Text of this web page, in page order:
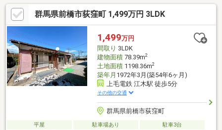
報知器設置、照明LED交換、クリーニング、防蟻工事等【おすす
めポイント】・シロアリ防除工事施工後5年間保証。・新品の照明
器具設置予定なので入居後にすぐに生活が始められます。・雨漏
り、構造上主要な部分の欠陥や・腐食、給排水管の故障や漏水に
ついてお引渡しより２年間保証。
群馬県前橋市荻窪町 1,499万円 3LDK
1,499万円
間取り 3LDK
建物面積78.39m2
土地面積1198.36m2
築年月 1972年3月(築54年6ヶ月)
上毛電鉄 江木駅 徒歩5分
その他の交通
群馬県前橋市荻窪町
平屋 駐車場あり
駐車3台